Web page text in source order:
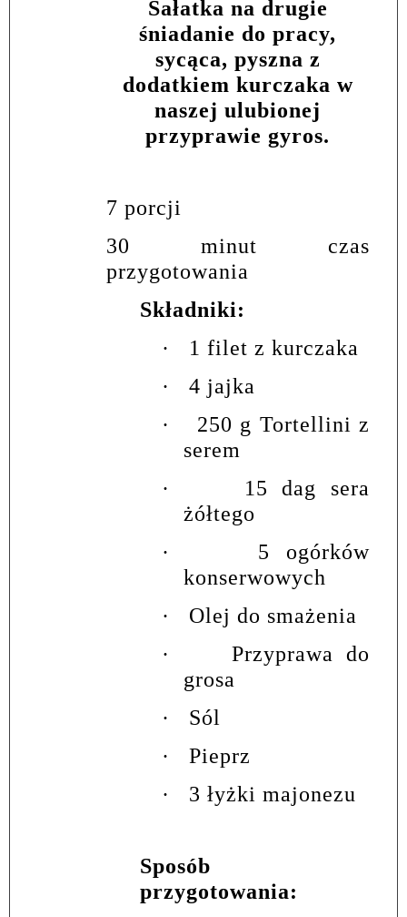
Sałatka na drugie
śniadanie do pracy,
sycąca, pyszna z
dodatkiem kurczaka w
naszej ulubionej
przyprawie gyros.
7 porcji
30 minut czas
przygotowania
Składniki:
·
1 filet z kurczaka
·
4 jajka
·
250 g Tortellini z
serem
·
15 dag sera
żółtego
·
5 ogórków
konserwowych
·
Olej do smażenia
·
Przyprawa do
grosa
·
Sól
·
Pieprz
·
3 łyżki majonezu
Sposób
przygotowania: